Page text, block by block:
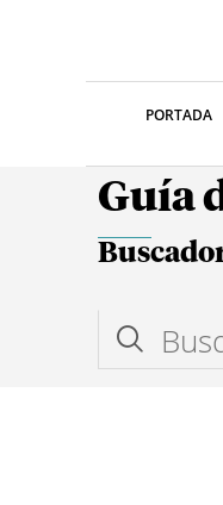
PORTADA
Guía